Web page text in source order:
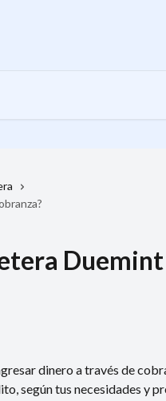
dinero a través de
según tus necesidades y